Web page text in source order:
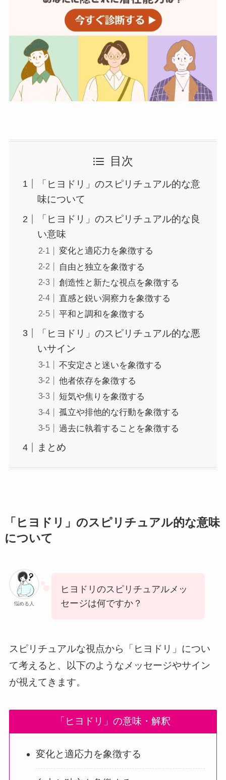
目次
「ヒヨドリ」のスピリチュアル的な意
味について
「ヒヨドリ」のスピリチュアル的な良
い意味
変化と適応力を象徴する
自由と独立を象徴する
創造性と新たな視点を象徴する
直感と鋭い洞察力を象徴する
平和と調和を象徴する
「ヒヨドリ」のスピリチュアル的な悪
いサイン
不安定さと迷いを象徴する
他者依存を象徴する
短気や焦りを象徴する
孤立や排他的な行動を象徴する
過去に執着することを象徴する
まとめ
「ヒヨドリ」のスピリチュアル的な意味
について
悩める人
ヒヨドリのスピリチュアルメッ
セージは何ですか？
スピリチュアルな視点から「ヒヨドリ」につい
て考えると、以下のようなメッセージやサイン
が視えてきます。
「ヒヨドリ」の意味・解釈
変化と適応力を象徴する